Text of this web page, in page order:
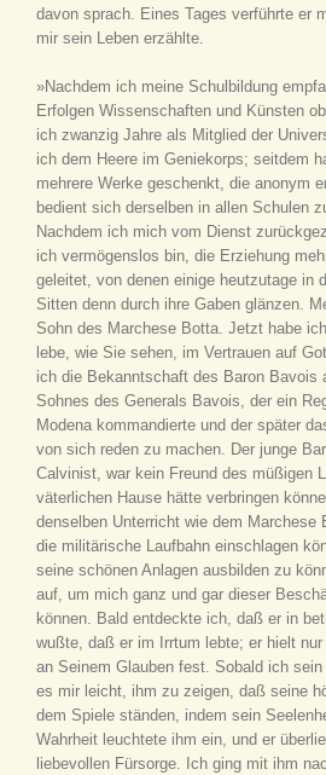
davon sprach. Eines Tages verführte er
mir sein Leben erzählte.
»Nachdem ich meine Schulbildung
Erfolgen Wissenschaften und Künsten
ich zwanzig Jahre als Mitglied der
ich dem Heere im Geniekorps; seitdem
mehrere Werke geschenkt, die anonym
bedient sich derselben in allen Schulen
Nachdem ich mich vom Dienst
ich vermögenslos bin, die Erziehung
geleitet, von denen einige heutzutage in
Sitten denn durch ihre Gaben glänzen.
Sohn des Marchese Botta. Jetzt habe
lebe, wie Sie sehen, im Vertrauen auf
ich die Bekanntschaft des Baron Bavois
Sohnes des Generals Bavois, der ein
Modena kommandierte und der später
von sich reden zu machen. Der junge
Calvinist, war kein Freund des müßigen
väterlichen Hause hätte verbringen
denselben Unterricht wie dem Marchese
die militärische Laufbahn einschlagen
seine schönen Anlagen ausbilden zu
auf, um mich ganz und gar dieser
können. Bald entdeckte ich, daß er in
wußte, daß er im Irrtum lebte; er hielt
an Seinem Glauben fest. Sobald ich
es mir leicht, ihm zu zeigen, daß seine
dem Spiele ständen, indem sein
Wahrheit leuchtete ihm ein, und er
liebevollen Fürsorge. Ich ging mit ihm